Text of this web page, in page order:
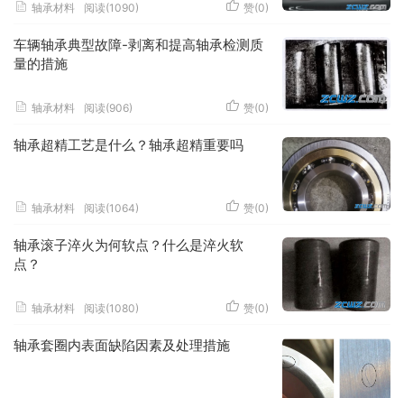
赞(0)
轴承材料 阅读(1090)
车辆轴承典型故障-剥离和提高轴承检测质
量的措施
赞(0)
轴承材料 阅读(906)
轴承超精工艺是什么？轴承超精重要吗
赞(0)
轴承材料 阅读(1064)
轴承滚子淬火为何软点？什么是淬火软
点？
赞(0)
轴承材料 阅读(1080)
轴承套圈内表面缺陷因素及处理措施